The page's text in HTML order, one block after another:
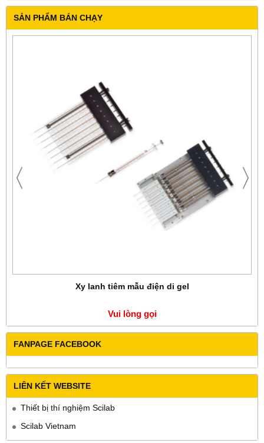
SẢN PHẨM BÁN CHẠY
Xy lanh tiêm mẫu điện di gel
Vui lòng gọi
FANPAGE FACEBOOK
LIÊN KẾT WEBSITE
Thiết bị thí nghiệm Scilab
Scilab Vietnam